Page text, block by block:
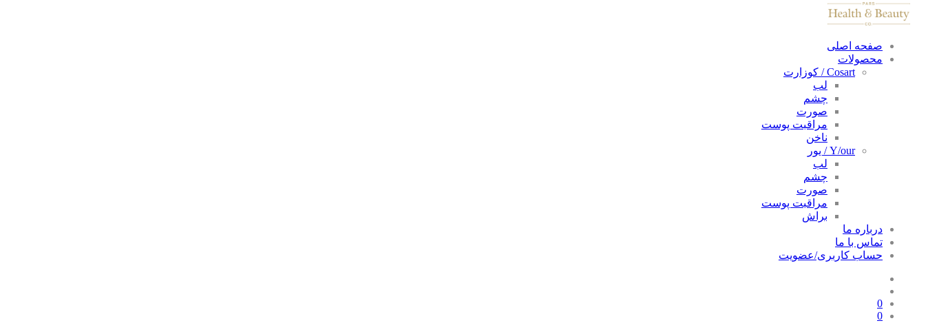
صفحه اصلی
محصولات
Cosart / کوزارت
لب
چشم
صورت
مراقبت پوست
ناخن
Y/our / یور
لب
چشم
صورت
مراقبت پوست
براش
درباره ما
تماس با ما
حساب کاربری/عضویت
0
0